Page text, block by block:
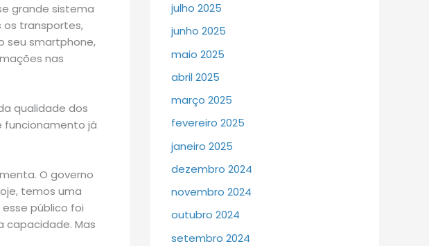
grande sistema
transportes,
seu smartphone,
nas
qualidade dos
funcionamento já
O governo
temos uma
público foi
capacidade. Mas
julho 2025
junho 2025
maio 2025
abril 2025
março 2025
fevereiro 2025
janeiro 2025
dezembro 2024
novembro 2024
outubro 2024
setembro 2024